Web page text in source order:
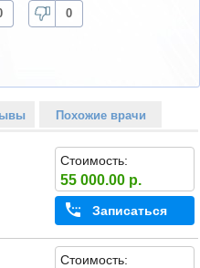
0
Похожие врачи
Стоимость:
55 000.00 р.
Записаться
Стоимость: